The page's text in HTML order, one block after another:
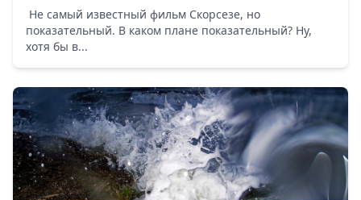
Не самый известный фильм Скорсезе, но
показательный. В каком плане показательный? Ну,
хотя бы в...